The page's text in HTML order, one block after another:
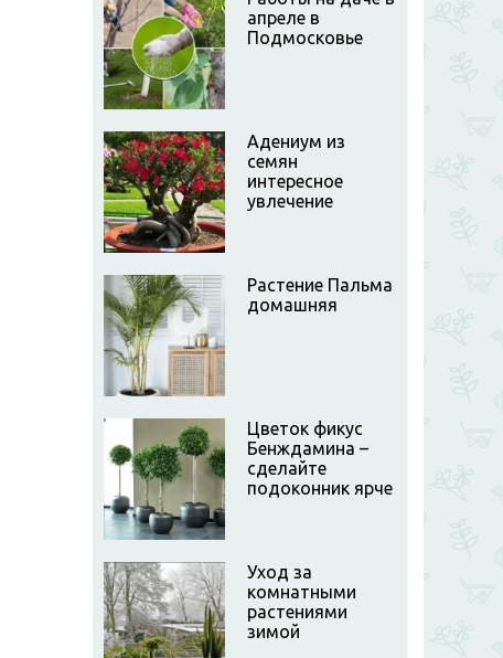
апреле в
Подмосковье
Адениум из
семян
интересное
увлечение
Растение Пальма
домашняя
Цветок фикус
Бенждамина –
сделайте
подоконник ярче
Уход за
комнатными
растениями
зимой